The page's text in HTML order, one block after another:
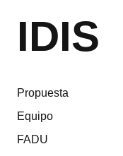
IDIS
Propuesta
Equipo
FADU